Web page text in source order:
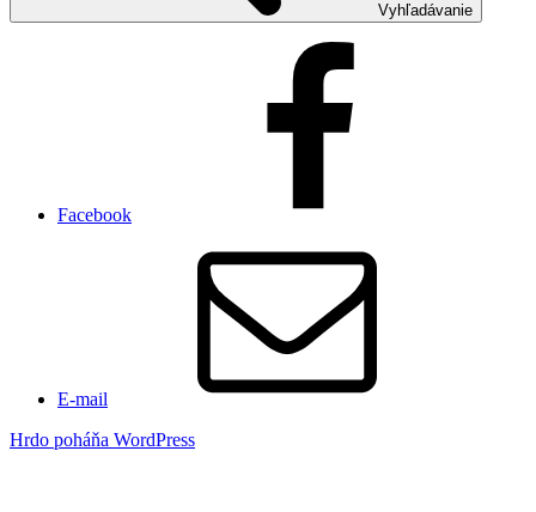
Vyhľadávanie
Facebook
E-mail
Hrdo poháňa WordPress